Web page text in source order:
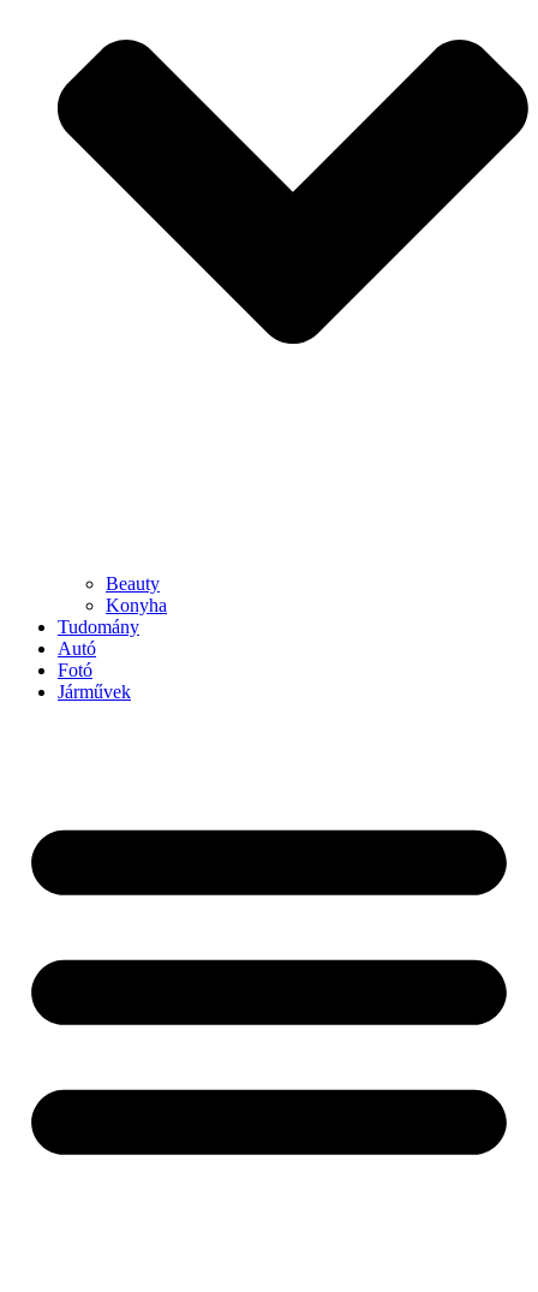
Beauty
Konyha
Tudomány
Autó
Fotó
Járművek